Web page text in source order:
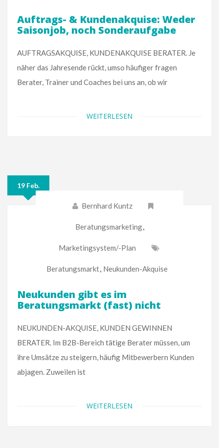
Auftrags- & Kundenakquise: Weder
Saisonjob, noch Sonderaufgabe
AUFTRAGSAKQUISE, KUNDENAKQUISE BERATER. Je
näher das Jahresende rückt, umso häufiger fragen
Berater, Trainer und Coaches bei uns an, ob wir
WEITERLESEN
19 Feb.
Bernhard Kuntz
Beratungsmarketing,
Marketingsystem/-Plan
Beratungsmarkt, Neukunden-Akquise
Neukunden gibt es im
Beratungsmarkt (fast) nicht
NEUKUNDEN-AKQUISE, KUNDEN GEWINNEN
BERATER. Im B2B-Bereich tätige Berater müssen, um
ihre Umsätze zu steigern, häufig Mitbewerbern Kunden
abjagen. Zuweilen ist
WEITERLESEN